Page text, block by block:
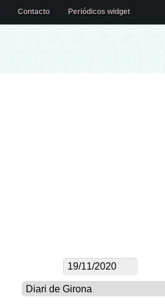
Contacto Periódicos widget